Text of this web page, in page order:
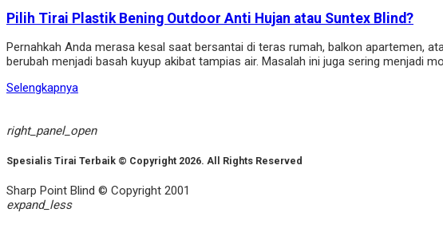
Pilih Tirai Plastik Bening Outdoor Anti Hujan atau Suntex Blind?
Pernahkah Anda merasa kesal saat bersantai di teras rumah, balkon apartemen,
berubah menjadi basah kuyup akibat tampias air. Masalah ini juga sering menjadi
Selengkapnya
right_panel_open
Spesialis Tirai Terbaik © Copyright 2026. All Rights Reserved
Sharp Point Blind © Copyright 2001
expand_less